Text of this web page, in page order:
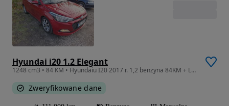
Hyundai i20 1.2 Elegant
1248 cm3 • 84 KM • Hyundaiu I20 2017 r. 1,2 benzyna 84KM + LPG STAG KRAJOWE
Zweryfikowane dane